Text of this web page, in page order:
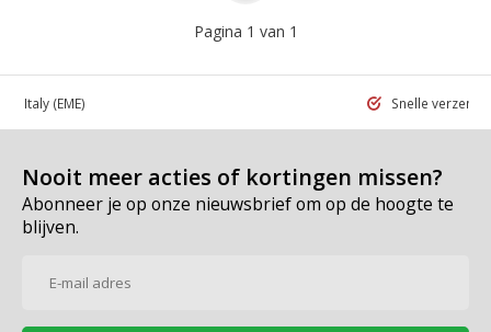
Pagina 1 van 1
in Italy (EME) Snelle
Nooit meer acties of kortingen missen?
Abonneer je op onze nieuwsbrief om op de hoogte te
blijven.